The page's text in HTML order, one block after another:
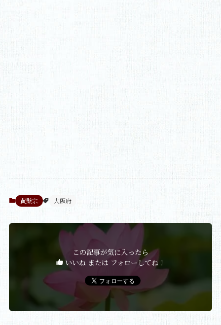
黄檗宗 大阪府
この記事が気に入ったら
いいね または フォローしてね！